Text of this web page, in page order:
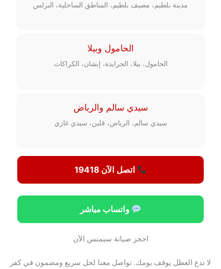
مدينة بلطيم، مصيف بلطيم، المناطق الساحلية، البرلس
الحامول وبيلا
الحامول، بيلا، الجرايدة، إبشان، الكراكات
سيدي سالم والرياض
سيدي سالم، الرياض، قلين، سيدي غازي
اتصل الآن 19418
واتساب مباشر
احجز صيانة سيمنس الآن
لا تدع العطل يوقف يومك. تواصل معنا لحل سريع ومضمون في كفر